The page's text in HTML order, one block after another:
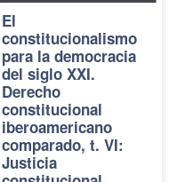
El
constitucionalismo
para la democracia
del siglo XXI.
Derecho
constitucional
iberoamericano
comparado, t. VI:
Justicia